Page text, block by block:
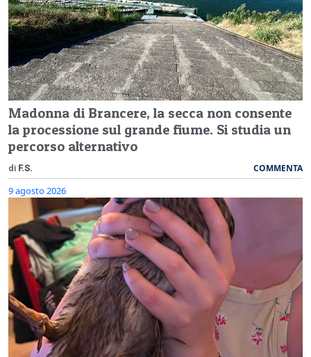
Madonna di Brancere, la secca non consente
la processione sul grande fiume. Si studia un
percorso alternativo
di F.S. COMMENTA
9 agosto 2026